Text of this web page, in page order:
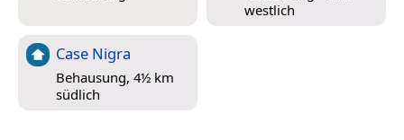
westlich
Case Nigra
Behausung, 4½ km
südlich